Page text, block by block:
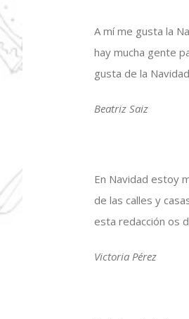
A mí me gusta la
hay mucha gente
gusta de la
Beatriz Saiz
En Navidad estoy
de las calles y
esta redacción os
Victoria Pérez